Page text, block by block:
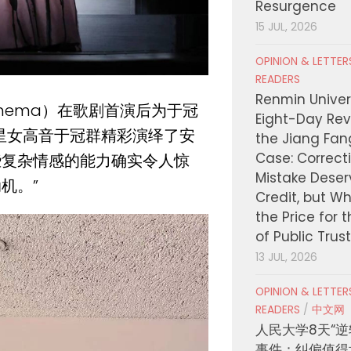
）在歌剧首演后为于冠
高音于冠群精彩演绎了安
杂情感的能力确实令人惊
。”
Resurgence
15 JUL, 2026
OPINION &
READERS
Renmin
Eight-Day
the Jiang
Case:
Mistake
Credit, but
the Price for
of Public
13 JUL, 2026
OPINION &
READERS / 中文网
人民大学8天“